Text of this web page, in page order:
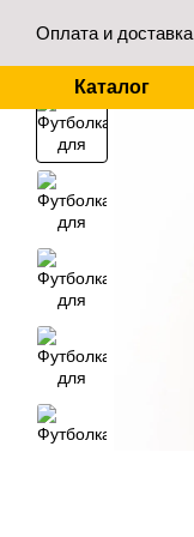
Оплата и доставка
Каталог